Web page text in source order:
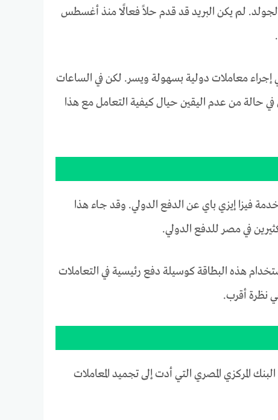
لم يكن البريد قد قدم حلاً فعالًا منذ أغسطس
معاملات دولية بسهولة ويسر. لكن في الساعات
في حالة من عدم اليقين حيال كيفية التعامل مع هذا
فيزا إيزي باي عن الدفع الدولي. وقد جاء هذا
في مصر للدفع الدولي.
هذه البطاقة كوسيلة دفع رئيسية في التعاملات
نظرة أقرب.
المركزي المصري التي أدت إلى تجميد المعاملات